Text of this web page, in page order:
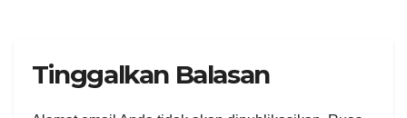
Tinggalkan Balasan